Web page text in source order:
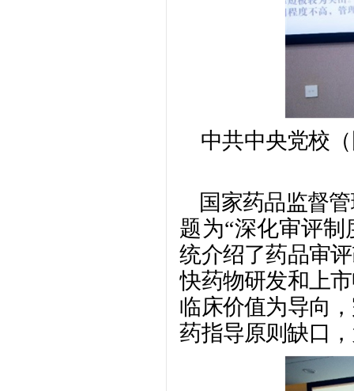
中共中央党校
国家药品监督
题为“深化审评
统介绍了药品审
快药物研发和上
临床价值为导向
药指导原则缺口